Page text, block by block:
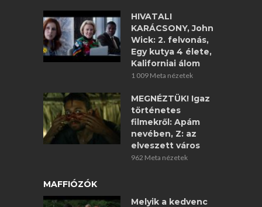
HIVATALI
KARÁCSONY, John
Wick: 2. felvonás,
Egy kutya 4 élete,
Kaliforniai álom
1 009 Meta nézetek
MEGNÉZTÜK! Igaz
történetes
filmekről: Apám
nevében, Z: az
elveszett város
962 Meta nézetek
MAFFIÓZÓK
Melyik a kedvenc